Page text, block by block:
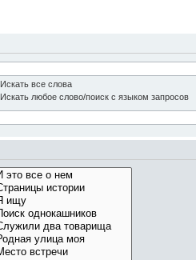
Искать все слова
Искать любое слово/поиск с языком запросов